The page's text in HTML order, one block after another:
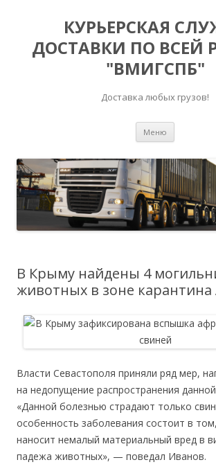
КУРЬЕРСКАЯ
ДОСТАВКИ ПО ВСЕЙ
"ВМИГСПБ"
Доставка любых грузов!
Меню
В Крыму найдены 4
животных в зоне
Власти Севастополя приняли ряд мер,
на недопущение распространения
«Данной болезнью страдают только
особенность заболевания состоит в
наносит немалый материальный вред в
падежа животных», — поведал Иванов.